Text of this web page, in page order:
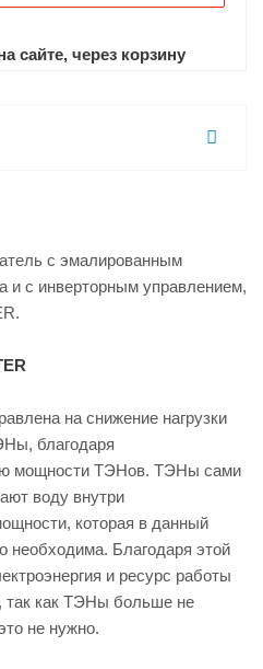
сайте, через корзину
с эмалированным
и с инверторным управлением,
на снижение нагрузки
благодаря
мощности ТЭНов. ТЭНы сами
воду внутри
которая в данный
необходима. Благодаря этой
и ресурс работы
так как ТЭНы больше не
не нужно.